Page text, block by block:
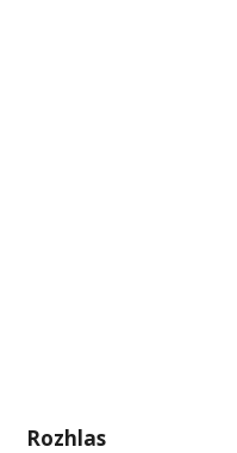
Rozhlas